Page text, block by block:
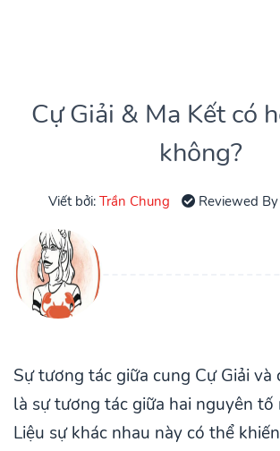
Cự Giải & Ma Kết có
không?
Viết bởi:Trần Chung Reviewed By
Sự tương tác giữa cung Cự Giải và
là sự tương tác giữa hai nguyên tố
Liệu sự khác nhau này có thể